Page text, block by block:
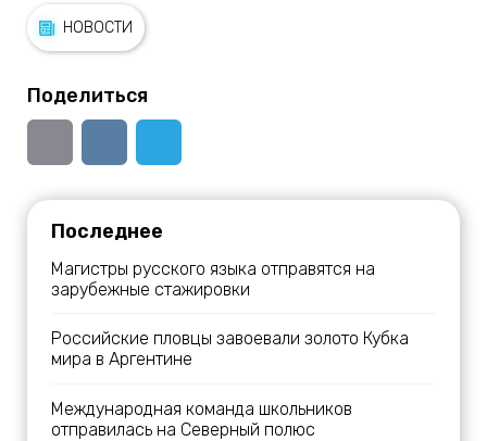
НОВОСТИ
Поделиться
Последнее
Магистры русского языка отправятся на
зарубежные стажировки
Российские пловцы завоевали золото Кубка
мира в Аргентине
Международная команда школьников
отправилась на Северный полюс